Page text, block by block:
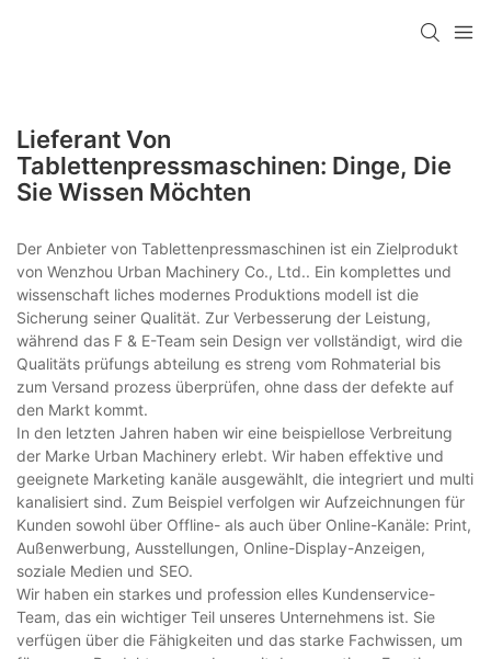
Lieferant Von
Tablettenpressmaschinen: Dinge, Die
Sie Wissen Möchten
Der Anbieter von Tablettenpressmaschinen ist ein Zielprodukt
von Wenzhou Urban Machinery Co., Ltd.. Ein komplettes und
wissenschaft liches modernes Produktions modell ist die
Sicherung seiner Qualität. Zur Verbesserung der Leistung,
während das F & E-Team sein Design ver vollständigt, wird die
Qualitäts prüfungs abteilung es streng vom Rohmaterial bis
zum Versand prozess überprüfen, ohne dass der defekte auf
den Markt kommt.
In den letzten Jahren haben wir eine beispiellose Verbreitung
der Marke Urban Machinery erlebt. Wir haben effektive und
geeignete Marketing kanäle ausgewählt, die integriert und multi
kanalisiert sind. Zum Beispiel verfolgen wir Aufzeichnungen für
Kunden sowohl über Offline- als auch über Online-Kanäle: Print,
Außenwerbung, Ausstellungen, Online-Display-Anzeigen,
soziale Medien und SEO.
Wir haben ein starkes und profession elles Kundenservice-
Team, das ein wichtiger Teil unseres Unternehmens ist. Sie
verfügen über die Fähigkeiten und das starke Fachwissen, um